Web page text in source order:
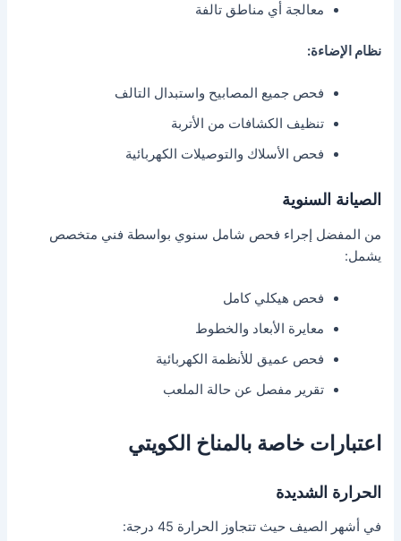
معالجة أي مناطق تالفة
نظام الإضاءة:
فحص جميع المصابيح واستبدال التالف
تنظيف الكشافات من الأتربة
فحص الأسلاك والتوصيلات الكهربائية
الصيانة السنوية
من المفضل إجراء فحص شامل سنوي بواسطة فني متخصص
يشمل:
فحص هيكلي كامل
معايرة الأبعاد والخطوط
فحص عميق للأنظمة الكهربائية
تقرير مفصل عن حالة الملعب
اعتبارات خاصة بالمناخ الكويتي
الحرارة الشديدة
في أشهر الصيف حيث تتجاوز الحرارة 45 درجة: